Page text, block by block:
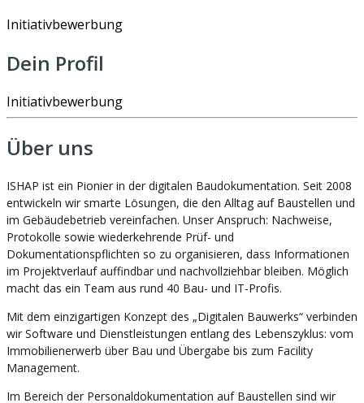
Initiativbewerbung
Dein Profil
Initiativbewerbung
Über uns
ISHAP ist ein Pionier in der digitalen Baudokumentation. Seit 2008
entwickeln wir smarte Lösungen, die den Alltag auf Baustellen und
im Gebäudebetrieb vereinfachen. Unser Anspruch: Nachweise,
Protokolle sowie wiederkehrende Prüf- und
Dokumentationspflichten so zu organisieren, dass Informationen
im Projektverlauf auffindbar und nachvollziehbar bleiben. Möglich
macht das ein Team aus rund 40 Bau- und IT-Profis.
Mit dem einzigartigen Konzept des „Digitalen Bauwerks“ verbinden
wir Software und Dienstleistungen entlang des Lebenszyklus: vom
Immobilienerwerb über Bau und Übergabe bis zum Facility
Management.
Im Bereich der Personaldokumentation auf Baustellen sind wir